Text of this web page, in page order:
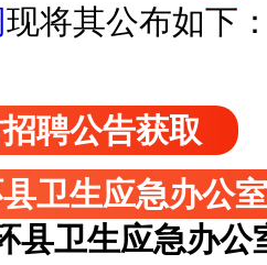
现将其公布如下
聘公告获取
县卫生应急办公
县卫生应急办